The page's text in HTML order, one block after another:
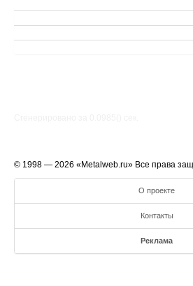
© 1998 — 2026 «Metalweb.ru» Все права
О проекте
Контакты
Реклама